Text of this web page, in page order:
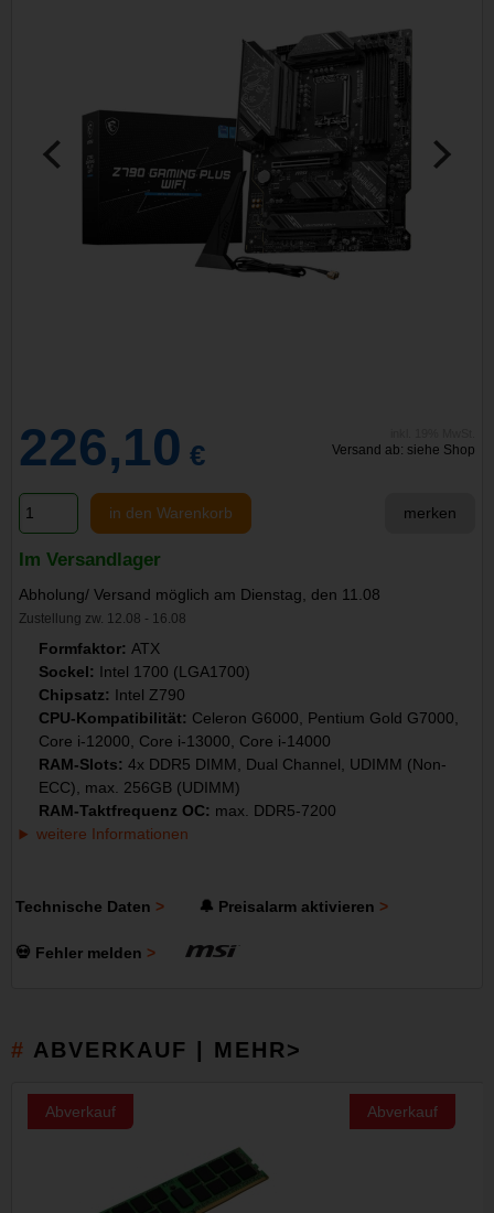
226,10 € Versand ab: siehe Shop
in den Warenkorb merken
Im Versandlager
Abholung/ Versand möglich am Dienstag, den 11.08
Zustellung zw. 12.08 - 16.08
Formfaktor: ATX
Sockel: Intel 1700 (LGA1700)
Chipsatz: Intel Z790
CPU-Kompatibilität: Celeron G6000, Pentium Gold G7000,
Core i-12000, Core i-13000, Core i-14000
RAM-Slots: 4x DDR5 DIMM, Dual Channel, UDIMM (Non-
ECC), max. 256GB (UDIMM)
RAM-Taktfrequenz OC: max. DDR5-7200
weitere Informationen
Technische Daten 🔔 Preisalarm aktivieren
💀 Fehler melden
ABVERKAUF | MEHR>
Abverkauf Abverkauf